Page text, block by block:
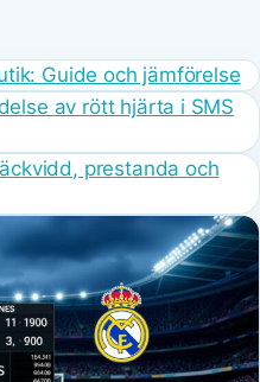
Guide och jämförelse
av rött hjärta i SMS
prestanda och